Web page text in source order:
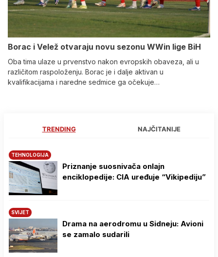
Borac i Velež otvaraju novu sezonu WWin lige BiH
Oba tima ulaze u prvenstvo nakon evropskih obaveza, ali u
različitom raspoloženju. Borac je i dalje aktivan u
kvalifikacijama i naredne sedmice ga očekuje…
TRENDING NAJČITANIJE
TEHNOLOGIJA
Priznanje suosnivača onlajn
enciklopedije: CIA uređuje “Vikipediju”
SVIJET
Drama na aerodromu u Sidneju: Avioni
se zamalo sudarili